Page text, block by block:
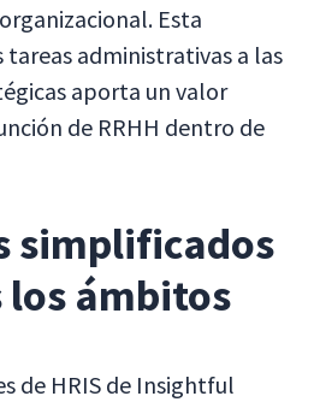
Esta
tareas administrativas a las
aporta un valor
de RRHH dentro de
simplificados
los ámbitos
de HRIS de Insightful